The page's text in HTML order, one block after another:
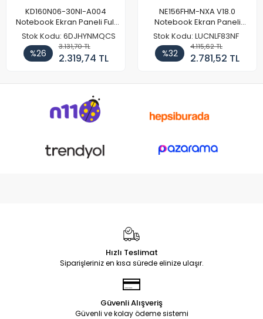
KD160N06-30NI-A004
Notebook Ekran Paneli Full
HD
Stok Kodu: 6DJHYNMQCS
%26
3.131,70 TL
2.319,74 TL
NE156FHM-NXA V18.0
Notebook Ekran Paneli
144Hz
Stok Kodu: LUCNLF83NF
%32
4.115,62 TL
2.781,52 TL
Hızlı Teslimat
Siparişleriniz en kısa sürede elinize ulaşır.
Güvenli Alışveriş
Güvenli ve kolay ödeme sistemi